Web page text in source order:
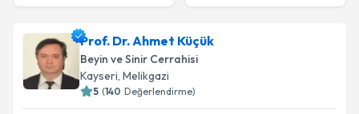
Prof. Dr. Ahmet Küçük
Beyin ve Sinir Cerrahisi
Kayseri, Melikgazi
5 (140 Değerlendirme)